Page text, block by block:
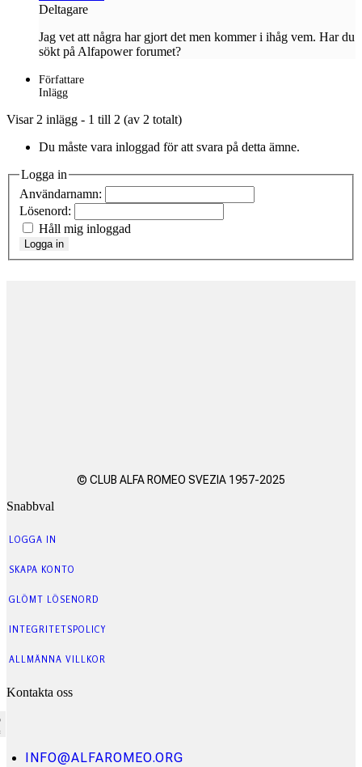
Deltagare
Jag vet att några har gjort det men kommer i ihåg vem. Har du
sökt på Alfapower forumet?
Författare
Inlägg
Visar 2 inlägg - 1 till 2 (av 2 totalt)
Du måste vara inloggad för att svara på detta ämne.
Logga in
Användarnamn:
Lösenord:
Håll mig inloggad
Logga in
© CLUB ALFA ROMEO SVEZIA 1957-2025
Snabbval
LOGGA IN
SKAPA KONTO
GLÖMT LÖSENORD
INTEGRITETSPOLICY
ALLMÄNNA VILLKOR
Kontakta oss
INFO@ALFAROMEO.ORG